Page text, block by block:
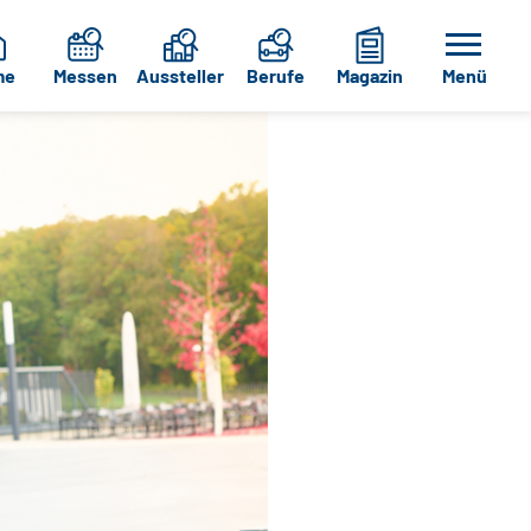
Messen Aussteller Berufe Magazin Menü